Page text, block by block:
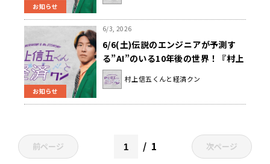
お知らせ
お知らせ
6/3, 2026
6/6(土)伝説のエンジニアが予測す
る”AI”のいる10年後の世界！『村上
信五くんと経済クン』
村上信五くんと経済クン
前ページ 1 次ページ